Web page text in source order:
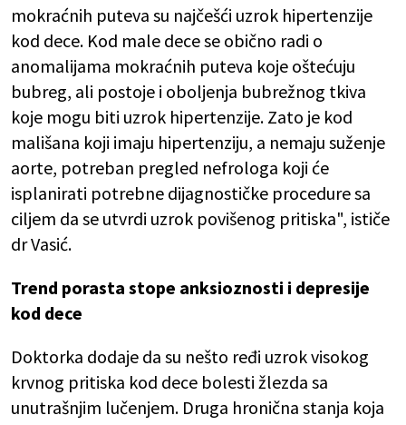
mokraćnih puteva su najčešći uzrok hipertenzije
kod dece. Kod male dece se obično radi o
anomalijama mokraćnih puteva koje oštećuju
bubreg, ali postoje i oboljenja bubrežnog tkiva
koje mogu biti uzrok hipertenzije. Zato je kod
mališana koji imaju hipertenziju, a nemaju suženje
aorte, potreban pregled nefrologa koji će
isplanirati potrebne dijagnostičke procedure sa
ciljem da se utvrdi uzrok povišenog pritiska", ističe
dr Vasić.
Trend porasta stope anksioznosti i depresije
kod dece
Doktorka dodaje da su nešto ređi uzrok visokog
krvnog pritiska kod dece bolesti žlezda sa
unutrašnjim lučenjem. Druga hronična stanja koja